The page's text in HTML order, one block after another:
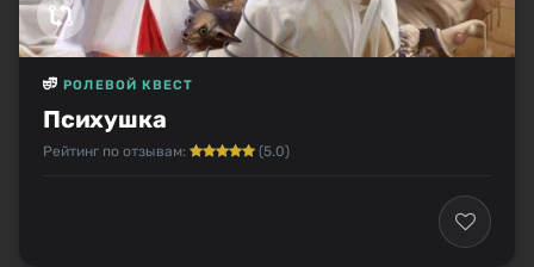
Психушка
РОЛЕВОЙ КВЕСТ
Рейтинг по отзывам: (5.0)